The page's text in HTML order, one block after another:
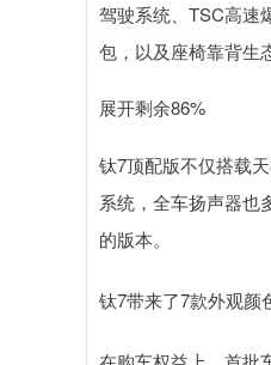
驾驶系统、TSC高速
包，以及座椅靠背生
展开剩余86%
钛7顶配版不仅搭载
系统，全车扬声器也
的版本。
钛7带来了7款外观颜
1.02% 深证成